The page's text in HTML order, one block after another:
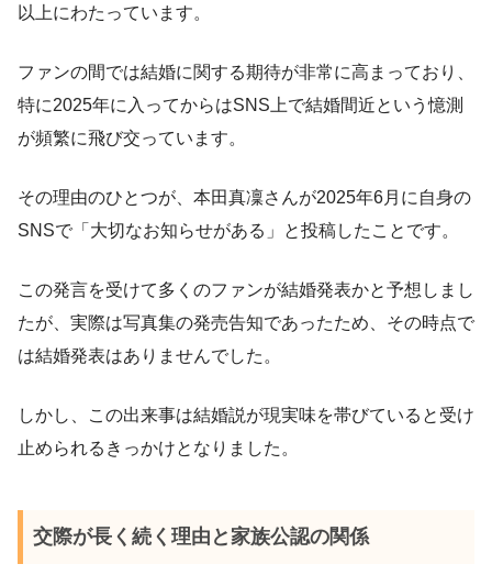
以上にわたっています。
ファンの間では結婚に関する期待が非常に高まっており、
特に2025年に入ってからはSNS上で結婚間近という憶測
が頻繁に飛び交っています。
その理由のひとつが、本田真凜さんが2025年6月に自身の
SNSで「大切なお知らせがある」と投稿したことです。
この発言を受けて多くのファンが結婚発表かと予想しまし
たが、実際は写真集の発売告知であったため、その時点で
は結婚発表はありませんでした。
しかし、この出来事は結婚説が現実味を帯びていると受け
止められるきっかけとなりました。
交際が長く続く理由と家族公認の関係